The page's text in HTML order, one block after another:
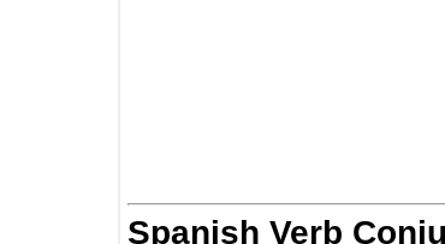
Spanish Verb